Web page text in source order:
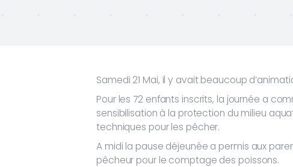
Samedi 21 Mai, il y avait beaucoup
Pour les 72 enfants inscrits, la journée a
sensibilisation à la protection du milieu
techniques pour les pêcher.
A midi la pause déjeunée a permis aux
pêcheur pour le comptage des poissons.